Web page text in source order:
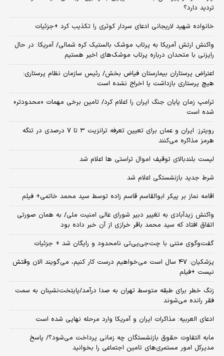
تردید دارد؟
خانواده شهید لاریجانی ادعای سردار کوثری را تکذیب کرد +جزئیات
واکنش ارتش آمریکا به پرتاب موشک بالستیک کره شمالی/ آمریکا: در حال
رایزنی با متحدان درباره پرتاب موشک‌های اخیر هستیم
اعتراض پرستاران بیمارستان فیاض بخش/ رئیس سازمان نظام پرستاری:
هیچ پرستاری بازداشت یا اخراج نشده است
ترامپ زمان پایان جنگ ایران را اعلام کرد/ تامین برخی مهمات «محدودتر»
شده است
رویترز: ایران و عمان برای تعیین تعرفه ترانزیت ۳ تا ۷ درصدی در تنگه
هرمز مذاکره می‌کنند
لیست بلندبالای توقیف اموال تراستی ها اعلام شد
شرط جدید بازنشستگی اعلام شد
اقامه نماز بر پیکر ابوالقاسم قاسم زاده توسط سید محمد خاتمی+ فیلم
واکنش زیدآبادی به تغییر دبیر شورای عالی امنیت ملی/ به همان صورتی
اتفاق افتاد که سید محمد باقر خرازی از آن خبر داده بود
گفت‌وگوی متنی با چت‌جی‌پی‌تی نامحدود و رایگان شد + جزئیات
پزشکیان: ۴۷ سال است می‌خواهیم درست کار کنیم، می‌گویند الان وقتش
نیست +فیلم
زنگ خطر برای طبقه متوسط تهران به صدا درآمد/پایتخت‌نشینان به سمت
فقر رانده می‌شوند
ادعای العربیه: مذاکرات ایران و آمریکا وارد مرحله نهایی شده است
مابه التفاوت حقوق بازنشستگان چه زمانی پرداخت می‌شود؟/ پاسخ
مدیرکل امور مستمری‌های تامین اجتماعی را بخوانید